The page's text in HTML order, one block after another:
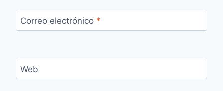
Correo electrónico *
Web